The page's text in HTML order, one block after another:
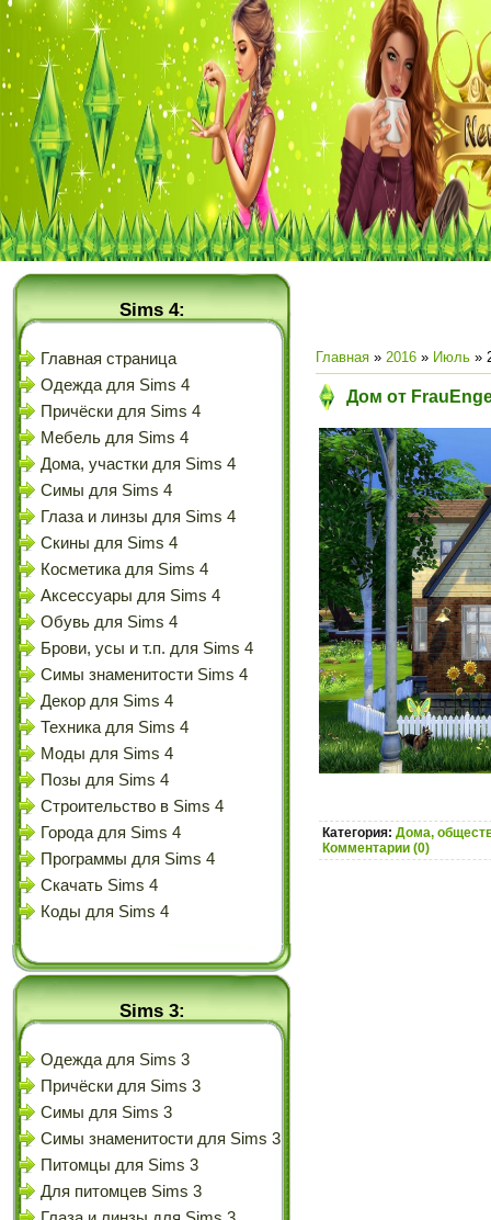
Sims 4:
Главная страница
Одежда для Sims 4
Причёски для Sims 4
Мебель для Sims 4
Дома, участки для Sims 4
Симы для Sims 4
Глаза и линзы для Sims 4
Скины для Sims 4
Косметика для Sims 4
Аксессуары для Sims 4
Обувь для Sims 4
Брови, усы и т.п. для Sims 4
Симы знаменитости Sims 4
Декор для Sims 4
Техника для Sims 4
Моды для Sims 4
Позы для Sims 4
Строительство в Sims 4
Города для Sims 4
Программы для Sims 4
Скачать Sims 4
Коды для Sims 4
Sims 3:
Одежда для Sims 3
Причёски для Sims 3
Симы для Sims 3
Симы знаменитости для Sims 3
Питомцы для Sims 3
Для питомцев Sims 3
Главная » 2016 » Июль »
Дом от
Категория: Дома,
Комментарии (0)